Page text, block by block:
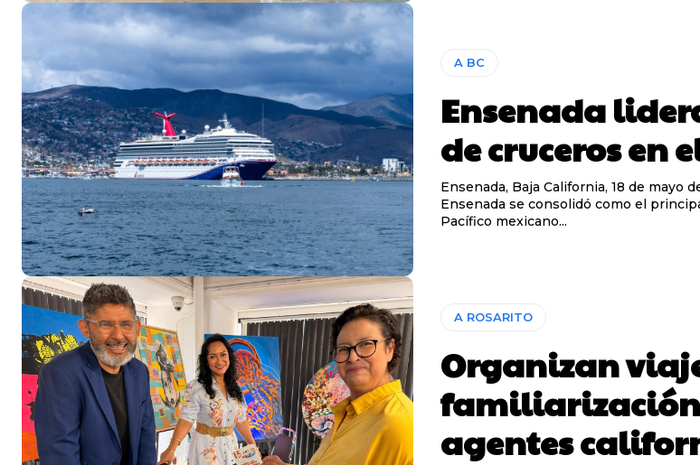
A BC
Ensenada
de cruceros en
Ensenada, Baja California, 18 de mayo
Ensenada se consolidó como el
Pacífico mexicano...
A ROSARITO
Organizan
agentes